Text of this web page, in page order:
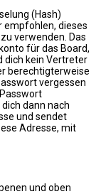
(Hash)
empfohlen, dieses
verwenden. Das
für das Board,
dich kein Vertreter
berechtigterweise
vergessen
dann nach
und sendet
Adresse, mit
und oben